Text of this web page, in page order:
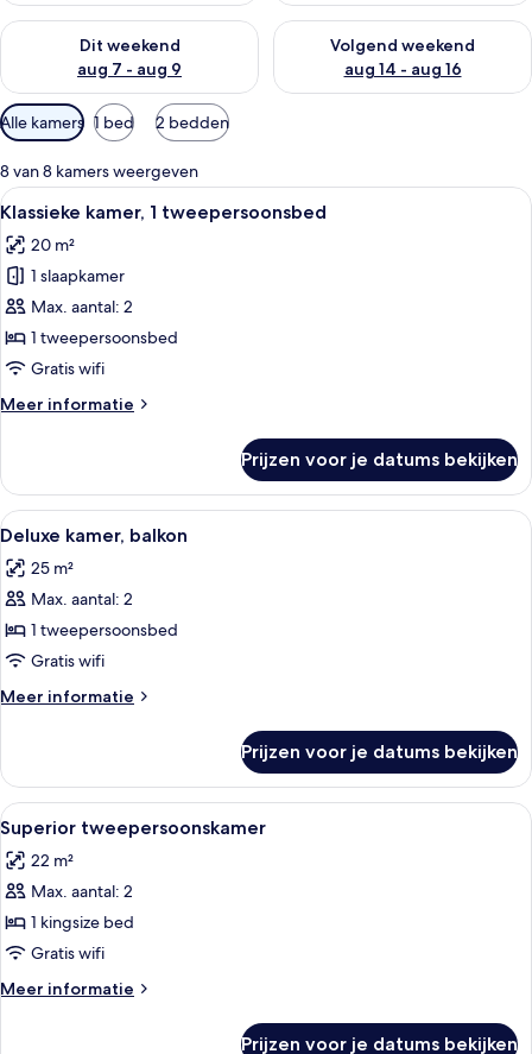
Dit weekend
aug 7 - aug 9
De beschikbaarheid controleren voor dit weekend aug 7 -
Volgend weekend
aug 14 - aug 16
De beschikbaarheid
Beschikbare
filters
voor
kamers
Alle kamers 1 bed 2 bedden
8 van 8 kamers weergeven
Alle
foto's
voor
Klassieke
kamer,
1
tweepersoonsbed
Een hotelkamer met een bed,
5
Klassieke kamer, 1 tweepersoonsbed
20 m²
1 slaapkamer
Max. aantal: 2
1 tweepersoonsbed
Gratis wifi
Meer informatie
Meer
kamer,
tweepersoonsbed
Prijzen voor je datums bekijken
Alle
foto's
voor
Deluxe
kamer,
balkon
laden
Een moderne slaapkamer met een
19
Deluxe kamer, balkon
25 m²
Max. aantal: 2
1 tweepersoonsbed
Gratis wifi
Meer informatie
Meer
kamer,
balkon
Prijzen voor je datums bekijken
Alle
foto's
voor
Superior
tweepersoonskamer
laden
Een hotelkamer met een groot bed,
18
Superior tweepersoonskamer
22 m²
Max. aantal: 2
1 kingsize bed
Gratis wifi
Meer informatie
Meer
Prijzen voor je datums bekijken